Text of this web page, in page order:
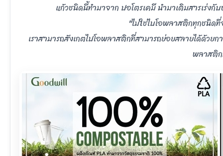
แก้วชนิดนี้ทำมาจาก ปอโตรเคมี นำมาเติมสารเร่ง
"ไม่ใช่ไบโอพลาสติกทุกชนิด
เราสามารถสังเกตไปโอพลาสติกที่สามารถย่อยสลายได้ด้ว
พลาสติก